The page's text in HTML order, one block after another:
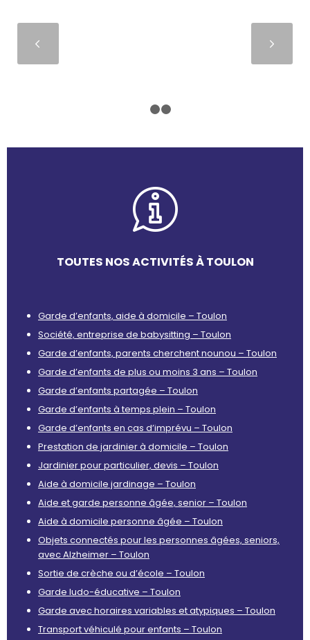
TOUTES NOS ACTIVITÉS À TOULON
Garde d’enfants, aide à domicile – Toulon
Société, entreprise de babysitting – Toulon
Garde d’enfants, parents cherchent nounou – Toulon
Garde d’enfants de plus ou moins 3 ans – Toulon
Garde d’enfants partagée – Toulon
Garde d’enfants à temps plein – Toulon
Garde d’enfants en cas d’imprévu – Toulon
Prestation de jardinier à domicile – Toulon
Jardinier pour particulier, devis – Toulon
Aide à domicile jardinage – Toulon
Aide et garde personne âgée, senior – Toulon
Aide à domicile personne âgée – Toulon
Objets connectés pour les personnes âgées, seniors,
avec Alzheimer – Toulon
Sortie de crèche ou d’école – Toulon
Garde ludo-éducative – Toulon
Garde avec horaires variables et atypiques – Toulon
Transport véhiculé pour enfants – Toulon